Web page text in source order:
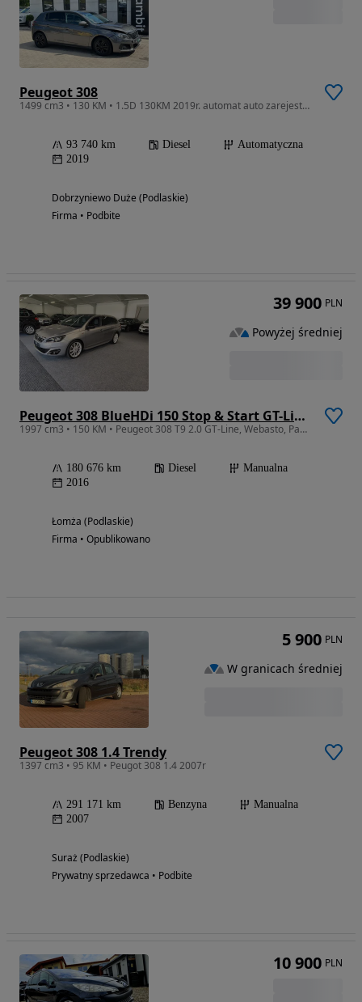
Peugeot 308
1499 cm3 • 130 KM • 1.5D 130KM 2019r. automat auto zarejestrowane i ubezpieczone w Polsce
93 740 km Diesel
Automatyczna
2019
Dobrzyniewo Duże (Podlaskie)
Firma • Podbite
Peugeot 308 BlueHDi 150 Stop & Start GT-Line Edition
1997 cm3 • 150 KM • Peugeot 308 T9 2.0 GT-Line, Webasto, Panorama, Nawi, Kamera
180 676 km Diesel
Manualna
2016
Łomża (Podlaskie)
Firma • Opublikowano
39 900 PLN
Powyżej średniej
Peugeot 308 1.4 Trendy
1397 cm3 • 95 KM • Peugot 308 1.4 2007r
291 171 km Benzyna
Manualna
2007
Suraż (Podlaskie)
Prywatny sprzedawca • Podbite
5 900 PLN
W granicach średniej
10 900 PLN